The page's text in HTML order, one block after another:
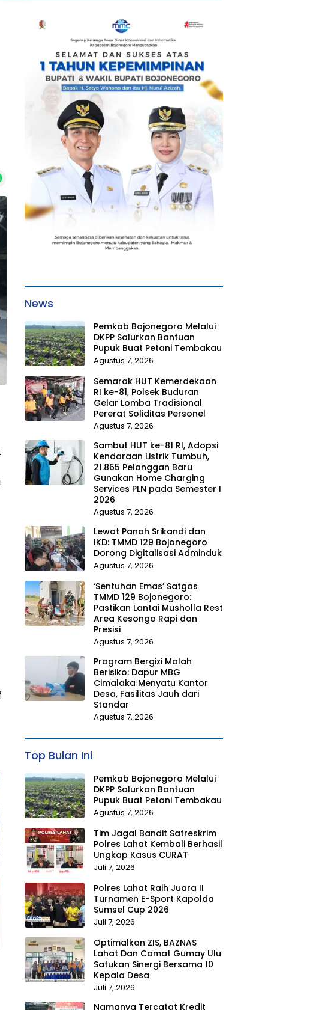
News
Pemkab Bojonegoro Melalui
DKPP Salurkan Bantuan
Pupuk Buat Petani Tembakau
Agustus 7, 2026
Semarak HUT Kemerdekaan
RI ke-81, Polsek Buduran
Gelar Lomba Tradisional
Pererat Soliditas Personel
Agustus 7, 2026
Sambut HUT ke-81 RI, Adopsi
Kendaraan Listrik Tumbuh,
21.865 Pelanggan Baru
Gunakan Home Charging
Services PLN pada Semester I
2026
Agustus 7, 2026
Lewat Panah Srikandi dan
IKD: TMMD 129 Bojonegoro
Dorong Digitalisasi Adminduk
Agustus 7, 2026
‘Sentuhan Emas’ Satgas
TMMD 129 Bojonegoro:
Pastikan Lantai Musholla Rest
Area Kesongo Rapi dan
Presisi
Agustus 7, 2026
Program Bergizi Malah
Berisiko: Dapur MBG
Cimalaka Menyatu Kantor
Desa, Fasilitas Jauh dari
Standar
Agustus 7, 2026
Top Bulan Ini
Pemkab Bojonegoro Melalui
DKPP Salurkan Bantuan
Pupuk Buat Petani Tembakau
Agustus 7, 2026
Tim Jagal Bandit Satreskrim
Polres Lahat Kembali Berhasil
Ungkap Kasus CURAT
Juli 7, 2026
Polres Lahat Raih Juara II
Turnamen E-Sport Kapolda
Sumsel Cup 2026
Juli 7, 2026
Optimalkan ZIS, BAZNAS
Lahat Dan Camat Gumay Ulu
Satukan Sinergi Bersama 10
Kepala Desa
Juli 7, 2026
Namanya Tercatat Kredit